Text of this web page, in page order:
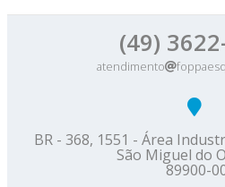
(49)
atendimento
BR - 368, 1551 - Área
São Miguel do
89900-